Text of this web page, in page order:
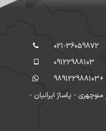
021-36059872
09122988103
+989122988103
منوچهری - پاساژ ایرانیان -